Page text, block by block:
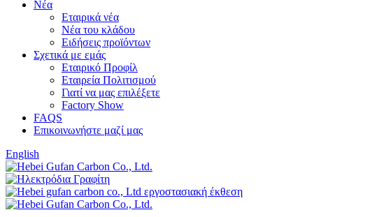
Νέα
Εταιρικά νέα
Νέα του κλάδου
Ειδήσεις προϊόντων
Σχετικά με εμάς
Εταιρικό Προφίλ
Εταιρεία Πολιτισμού
Γιατί να μας επιλέξετε
Factory Show
FAQS
Επικοινωνήστε μαζί μας
English